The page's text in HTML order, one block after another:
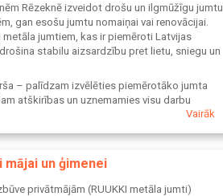
Rēzeknē izveidot drošu un ilgmūžīgu jumtu
gan esošu jumtu nomaiņai vai renovācijai.
metāla jumtiem, kas ir piemēroti Latvijas
stabilu aizsardzību pret lietu, sniegu un
– palīdzam izvēlēties piemērotāko jumta
atšķirības un uzņemamies visu darbu
Vairāk
mājai un ģimenei
privātmājām (RUUKKI metāla jumti)